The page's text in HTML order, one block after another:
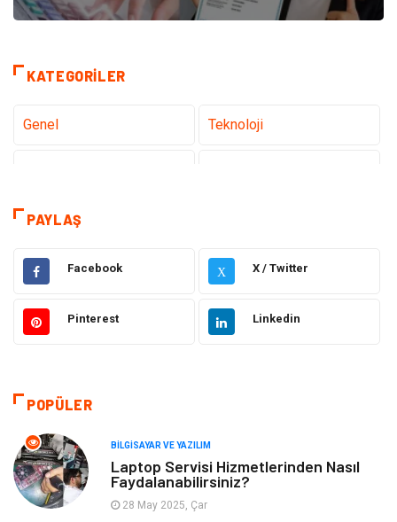
KATEGORILER
Genel Teknoloji
Dekorasyon
Elektrik Elektronik Ulaşım ve Taşımacılık
Gıda Eğitim & Kariyer
Hukuk
Giyim Turizm
Otomotiv Eğitim Kurumları
PAYLAŞ
Facebook X X / Twitter
Pinterest Linkedin
POPÜLER
BILGISAYAR VE YAZILIM
Laptop Servisi Hizmetlerinden Nasıl
Faydalanabilirsiniz?
28 May 2025, Çar